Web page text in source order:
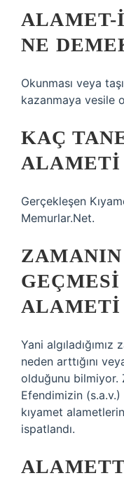
NE
Okunması veya
kazanmaya vesile
KAÇ
ALAMETI
Gerçekleşen
Memurlar.Net.
ALAMETI
Yani algıladığımız
neden arttığını
olduğunu bilmiyor.
Efendimizin
kıyamet
ispatlandı.